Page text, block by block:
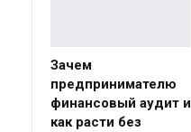
Зачем
предпринимателю
финансовый аудит и
как расти без